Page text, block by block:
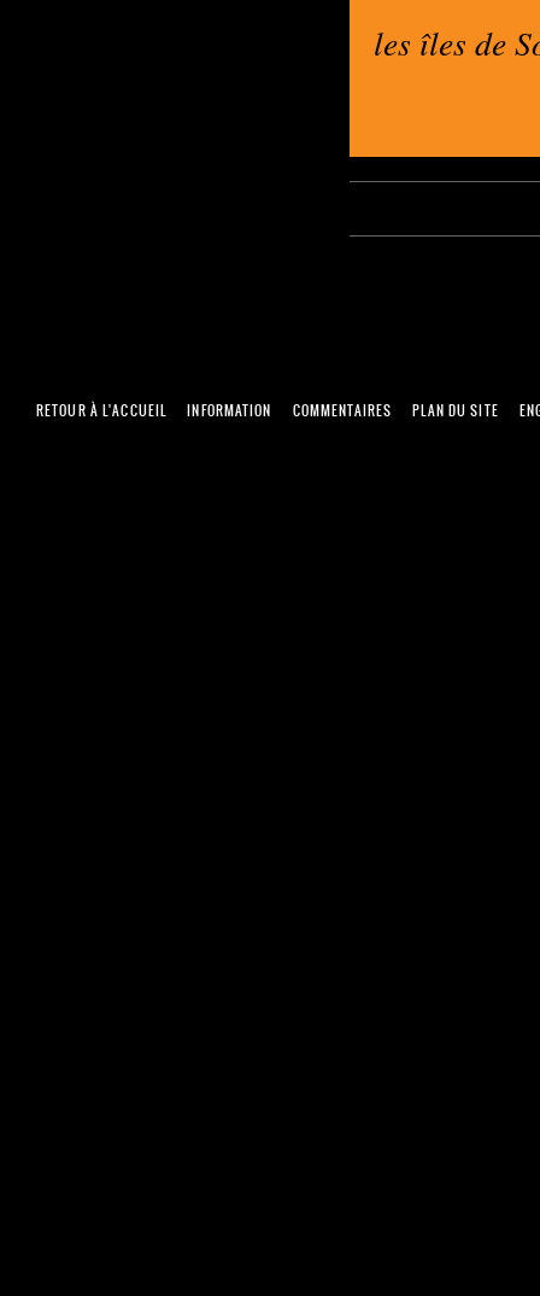
les îles de
RETOUR À L'ACCUEIL INFORMATION COMMENTAIRES PLAN DU SITE